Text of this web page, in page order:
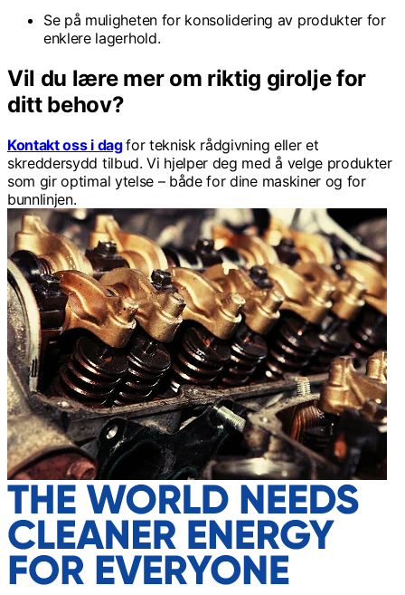
Se på muligheten for konsolidering av produkter for
enklere lagerhold.
Vil du lære mer om riktig girolje for
ditt behov?
Kontakt oss i dagfor teknisk rådgivning eller et
skreddersydd tilbud. Vi hjelper deg med å velge produkter
som gir optimal ytelse – både for dine maskiner og for
bunnlinjen.